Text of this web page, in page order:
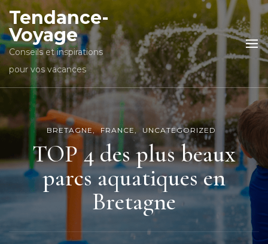
Tendance-
Voyage
Conseils et inspirations
pour vos vacances
BRETAGNE FRANCE UNCATEGORIZED
TOP 4 des plus beaux
parcs aquatiques en
Bretagne